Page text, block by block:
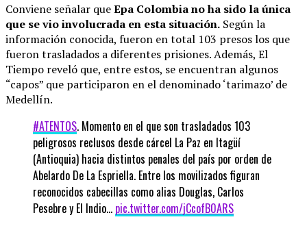
Conviene señalar queEpa Colombia no ha sido la única
que se vio involucrada en esta situación. Según la
información conocida, fueron en total 103 presos los que
fueron trasladados a diferentes prisiones. Además, El
Tiempo reveló que, entre estos, se encuentran algunos
“capos” que participaron en el denominado ‘tarimazo’ de
Medellín.
#ATENTOS. Momento en el que son trasladados 103
peligrosos reclusos desde cárcel La Paz en Itagüí
(Antioquia) hacia distintos penales del país por orden de
Abelardo De La Espriella. Entre los movilizados figuran
reconocidos cabecillas como alias Douglas, Carlos
Pesebre y El Indio… pic.twitter.com/jCcofB0ARS